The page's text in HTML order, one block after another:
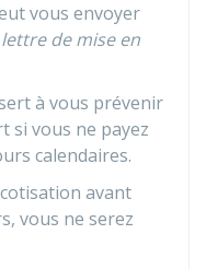
vous envoyer
lettre de mise en
à vous prévenir
si vous ne payez
calendaires.
avant
vous ne serez